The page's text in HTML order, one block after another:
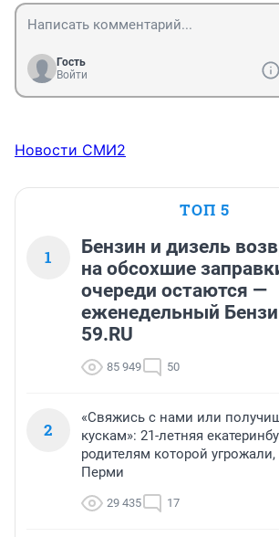
Гость
Войти
Новости СМИ2
ТОП 5
1
Бензин и дизель
на обсохшие
очереди остаются —
еженедельный
59.RU
85 949 50
2
«Свяжись с нами или
кускам»: 21-летняя
родителям которой
Перми
29 435 17